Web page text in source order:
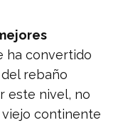
ha convertido
rebaño
este nivel, no
continente